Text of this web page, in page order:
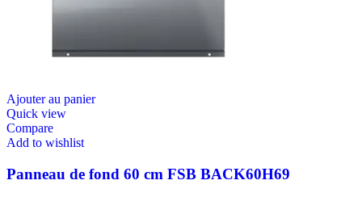
Ajouter au panier
Quick view
Compare
Add to wishlist
Panneau de fond 60 cm FSB BACK60H69